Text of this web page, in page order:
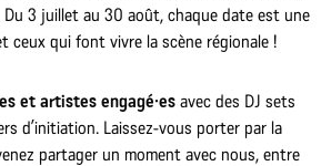
3 juillet au 30 août, chaque date est une
ceux qui font vivre la scène régionale !
et artistes engagé·esavec des DJ sets
d’initiation. Laissez-vous porter par la
partager un moment avec nous, entre